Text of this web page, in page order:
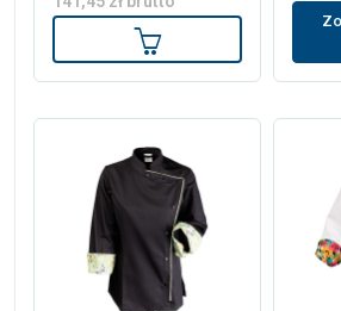
Dodaj do koszyka